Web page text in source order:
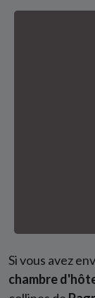
Si vous avez
chambre